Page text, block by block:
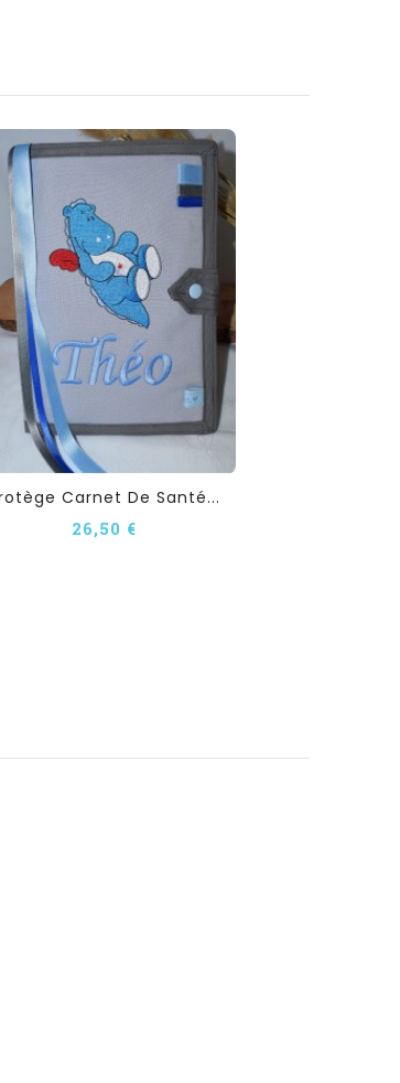
Carnet De Santé...
26,50 €